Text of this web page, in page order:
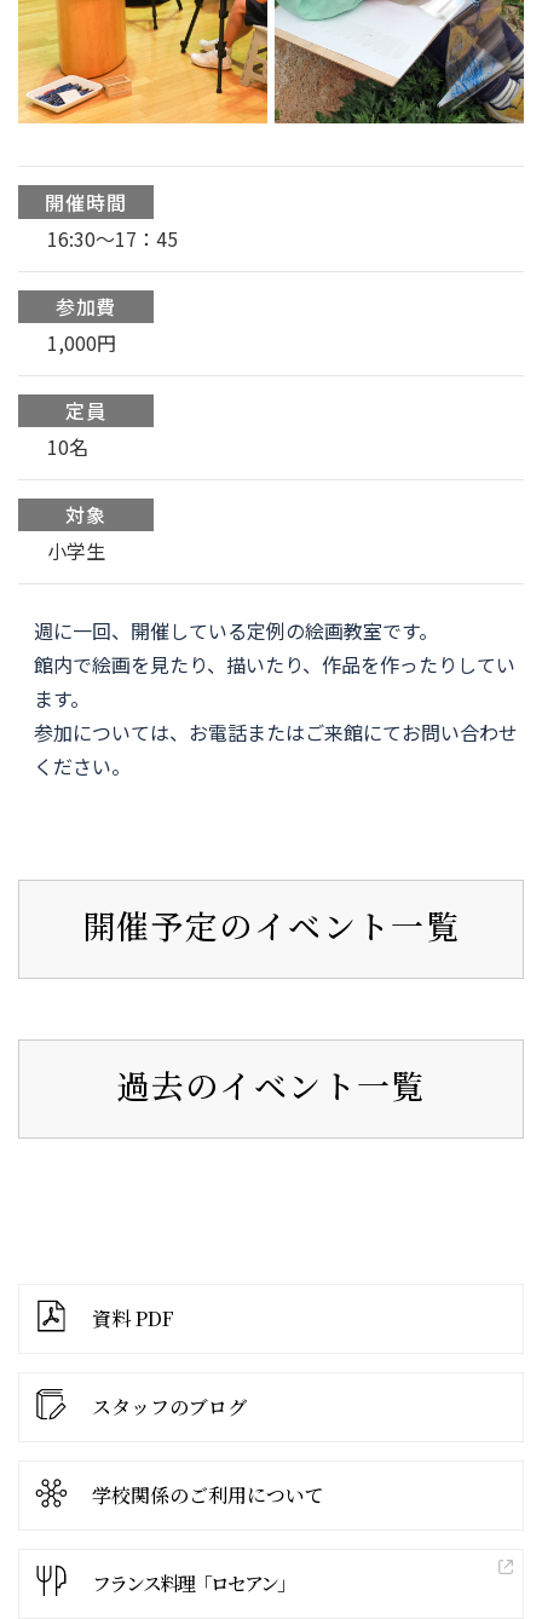
開催時間
16:30〜17：45
参加費
1,000円
定員
10名
対象
小学生
週に一回、開催している定例の絵画教室です。
館内で絵画を見たり、描いたり、作品を作ったりしてい
ます。
参加については、お電話またはご来館にてお問い合わせ
ください。
開催予定のイベント一覧
過去のイベント一覧
資料 PDF
スタッフのブログ
学校関係のご利用について
フランス料理「ロセアン」